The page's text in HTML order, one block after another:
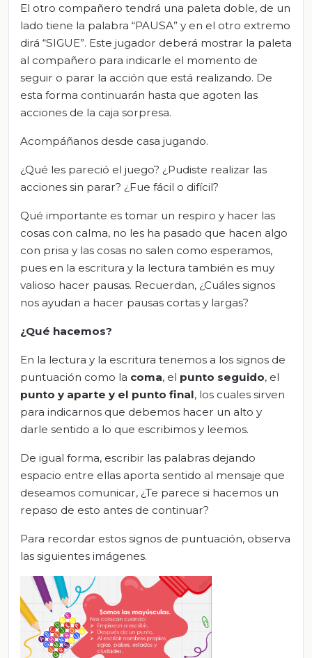
El otro compañero tendrá una paleta doble, de un
lado tiene la palabra “PAUSA” y en el otro extremo
dirá “SIGUE”. Este jugador deberá mostrar la paleta
al compañero para indicarle el momento de
seguir o parar la acción que está realizando. De
esta forma continuarán hasta que agoten las
acciones de la caja sorpresa.
Acompáñanos desde casa jugando.
¿Qué les pareció el juego? ¿Pudiste realizar las
acciones sin parar? ¿Fue fácil o difícil?
Qué importante es tomar un respiro y hacer las
cosas con calma, no les ha pasado que hacen algo
con prisa y las cosas no salen como esperamos,
pues en la escritura y la lectura también es muy
valioso hacer pausas. Recuerdan, ¿Cuáles signos
nos ayudan a hacer pausas cortas y largas?
¿Qué hacemos?
En la lectura y la escritura tenemos a los signos de
puntuación como la coma, el punto seguido, el
punto y aparte y el punto final, los cuales sirven
para indicarnos que debemos hacer un alto y
darle sentido a lo que escribimos y leemos.
De igual forma, escribir las palabras dejando
espacio entre ellas aporta sentido al mensaje que
deseamos comunicar, ¿Te parece si hacemos un
repaso de esto antes de continuar?
Para recordar estos signos de puntuación, observa
las siguientes imágenes.